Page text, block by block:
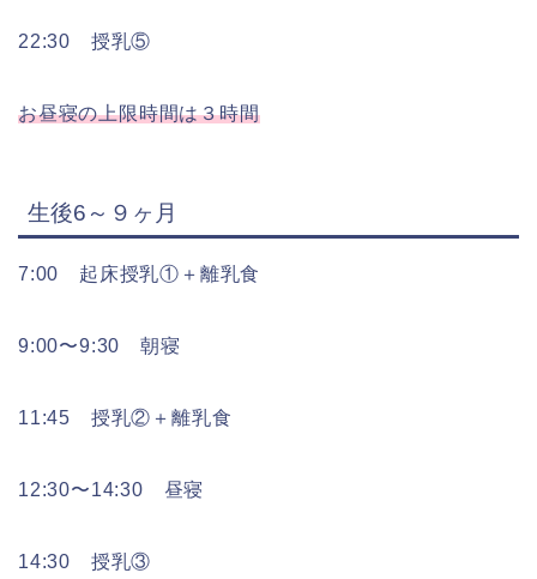
22:30 授乳⑤
お昼寝の上限時間は３時間
生後6～９ヶ月
7:00 起床授乳①＋離乳食
9:00〜9:30 朝寝
11:45 授乳②＋離乳食
12:30〜14:30 昼寝
14:30 授乳③